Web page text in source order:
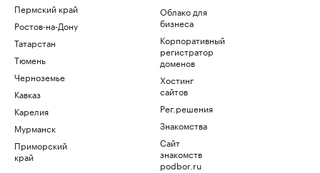
Пермский край
Ростов-на-Дону
Татарстан
Тюмень
Черноземье
Кавказ
Карелия
Мурманск
Приморский
край
Облако для
бизнеса
Корпоративный
регистратор
доменов
Хостинг
сайтов
Рег.решения
Знакомства
Сайт
знакомств
podbor.ru